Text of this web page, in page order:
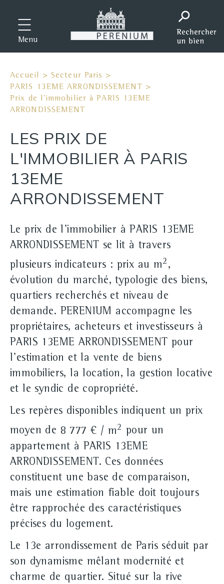
Menu
Accueil >Secteur Paris >
PARIS 13EME ARRONDISSEMENT >
Prix de l'immobilier à PARIS 13EME
ARRONDISSEMENT
LES PRIX DE
L'IMMOBILIER À PARIS
13EME
ARRONDISSEMENT
Le prix de l'immobilier à PARIS 13EME
ARRONDISSEMENT se lit à travers
plusieurs indicateurs : prix au m2 ,
évolution du marché, typologie des biens,
quartiers recherchés et niveau de
demande. PERENIUM accompagne les
propriétaires, acheteurs et investisseurs à
PARIS 13EME ARRONDISSEMENT pour
l'estimation et la vente de biens
immobiliers, la location, la gestion locative
et le syndic de copropriété.
Les repères disponibles indiquent un prix
moyen de 8 777 € / m2 pour un
appartement à PARIS 13EME
ARRONDISSEMENT. Ces données
constituent une base de comparaison,
mais une estimation fiable doit toujours
être rapprochée des caractéristiques
précises du logement.
Le 13e arrondissement de Paris séduit par
son dynamisme mêlant modernité et
charme de quartier. Situé sur la rive